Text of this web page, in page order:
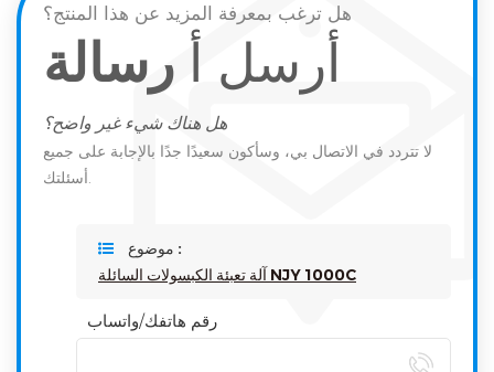
هل ترغب بمعرفة المزيد عن هذا المنتج؟
أرسل أ رسالة
هل هناك شيء غير واضح؟
لا تتردد في الاتصال بي، وسأكون سعيدًا جدًا بالإجابة على جميع
أسئلتك.
موضوع :
آلة تعبئة الكبسولات السائلة NJY 1000C
رقم هاتفك/واتساب